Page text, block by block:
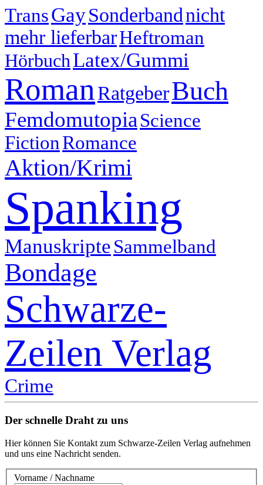
TransGaySonderbandnicht
mehr lieferbarHeftroman
HörbuchLatex/Gummi
RomanRatgeberBuch
FemdomutopiaScience
FictionRomance
Aktion/Krimi
Spanking
ManuskripteSammelband
Bondage
Schwarze-
Zeilen Verlag
Crime
Der schnelle Draht zu uns
Hier können Sie Kontakt zum Schwarze-Zeilen Verlag aufnehmen
und uns eine Nachricht senden.
Vorname / Nachname